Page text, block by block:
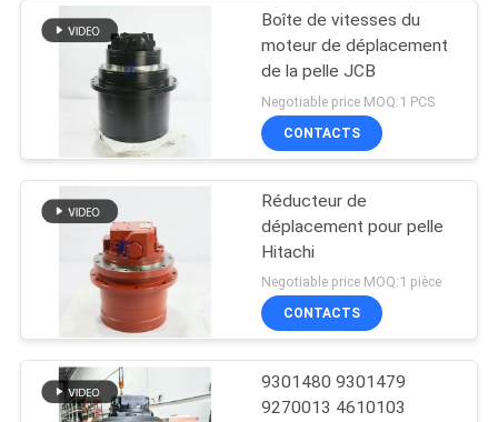
Boîte de vitesses du
moteur de déplacement
de la pelle JCB
Negotiable price MOQ:1 PCS
CONTACTS
Réducteur de
déplacement pour pelle
Hitachi
Negotiable price MOQ:1 pièce
CONTACTS
9301480 9301479
9270013 4610103